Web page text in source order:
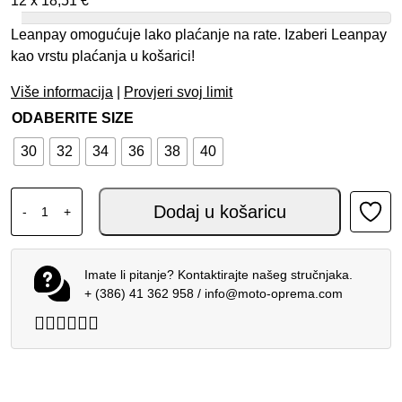
Leanpay omogućuje lako plaćanje na rate. Izaberi Leanpay
kao vrstu plaćanja u košarici!
Više informacija
Provjeri svoj limit
ODABERITE SIZE
30 32 34 36 38 40
-
ALPINESTARS MX SUPERTECH HLAČE SCENZ
+ Dodaj u košaricu
Imate li pitanje? Kontaktirajte našeg stručnjaka.
+ (386) 41 362 958/ info@moto-oprema.com